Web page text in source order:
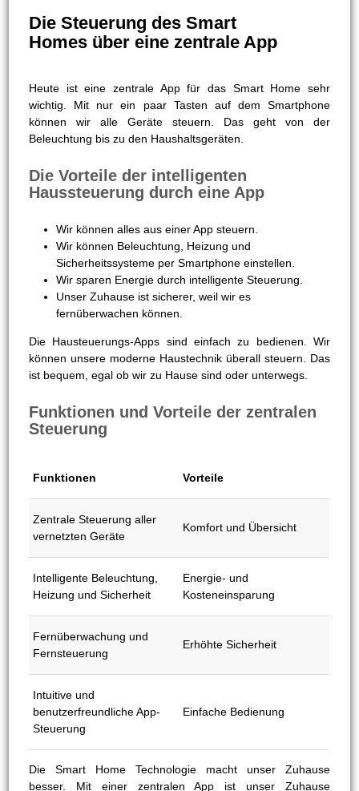
Die Steuerung des Smart
Homes über eine zentrale App
Heute ist eine zentrale App für das Smart Home sehr
wichtig. Mit nur ein paar Tasten auf dem Smartphone
können wir alle Geräte steuern. Das geht von der
Beleuchtung bis zu den Haushaltsgeräten.
Die Vorteile der intelligenten
Haussteuerung durch eine App
Wir können alles aus einer App steuern.
Wir können Beleuchtung, Heizung und
Sicherheitssysteme per Smartphone einstellen.
Wir sparen Energie durch intelligente Steuerung.
Unser Zuhause ist sicherer, weil wir es
fernüberwachen können.
Die Hausteuerungs-Apps sind einfach zu bedienen. Wir
können unsere moderne Haustechnik überall steuern. Das
ist bequem, egal ob wir zu Hause sind oder unterwegs.
Funktionen und Vorteile der zentralen
Steuerung
Funktionen Vorteile
Zentrale Steuerung aller
vernetzten Geräte
Komfort und Übersicht
Intelligente Beleuchtung,
Heizung und Sicherheit
Energie- und
Kosteneinsparung
Fernüberwachung und
Fernsteuerung
Erhöhte Sicherheit
Intuitive und
benutzerfreundliche App-
Steuerung
Einfache Bedienung
Die Smart Home Technologie macht unser Zuhause
besser. Mit einer zentralen App ist unser Zuhause